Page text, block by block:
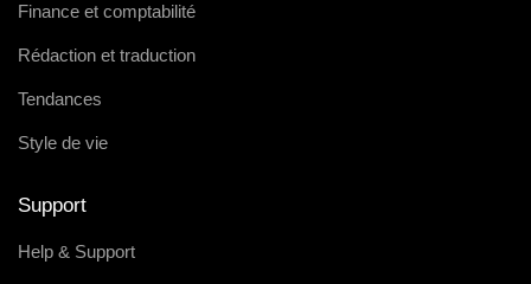
Finance et comptabilité
Rédaction et traduction
Tendances
Style de vie
Support
Help & Support